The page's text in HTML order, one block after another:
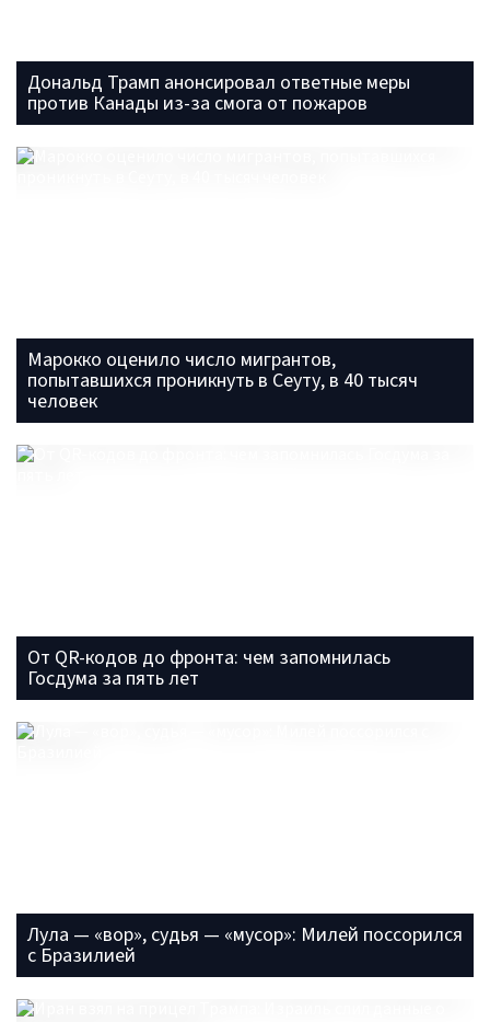
Дональд Трамп анонсировал ответные меры
против Канады из-за смога от пожаров
Марокко оценило число мигрантов,
попытавшихся проникнуть в Сеуту, в 40 тысяч
человек
От QR-кодов до фронта: чем запомнилась
Госдума за пять лет
Лула — «вор», судья — «мусор»: Милей поссорился
с Бразилией